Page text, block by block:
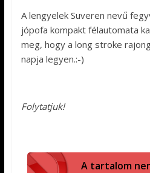
A lengyelek Suveren nevű
jópofa kompakt félautomata
meg, hogy a long stroke
napja legyen.:-)
Folytatjuk!
A tartalom